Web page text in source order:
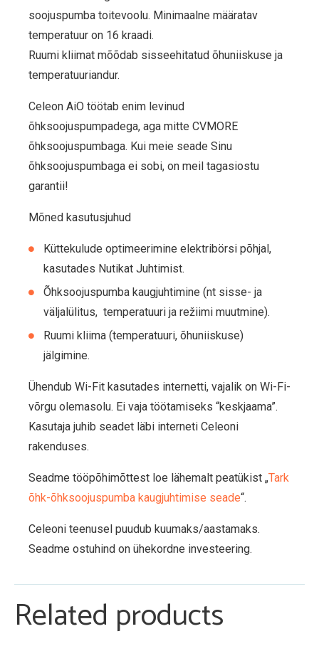
soojuspumba toitevoolu. Minimaalne määratav
temperatuur on 16 kraadi.
Ruumi kliimat mõõdab sisseehitatud õhuniiskuse ja
temperatuuriandur.
Celeon AiO töötab enim levinud
õhksoojuspumpadega, aga mitte CVMORE
õhksoojuspumbaga. Kui meie seade Sinu
õhksoojuspumbaga ei sobi, on meil tagasiostu
garantii!
Mõned kasutusjuhud
Küttekulude optimeerimine elektribörsi põhjal,
kasutades Nutikat Juhtimist.
Õhksoojuspumba kaugjuhtimine (nt sisse- ja
väljalülitus, temperatuuri ja režiimi muutmine).
Ruumi kliima (temperatuuri, õhuniiskuse)
jälgimine.
Ühendub Wi-Fit kasutades internetti, vajalik on Wi-Fi-
võrgu olemasolu. Ei vaja töötamiseks “keskjaama”.
Kasutaja juhib seadet läbi interneti Celeoni
rakenduses.
Seadme tööpõhimõttest loe lähemalt peatükist „Tark
õhk-õhksoojuspumba kaugjuhtimise seade“.
Celeoni teenusel puudub kuumaks/aastamaks.
Seadme ostuhind on ühekordne investeering.
Related products